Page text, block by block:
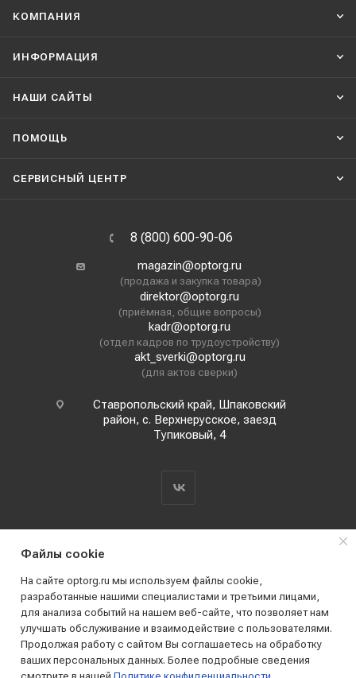
КОМПАНИЯ
ИНФОРМАЦИЯ
НАШИ CАЙТЫ
ПОМОЩЬ
СЕРВИСНЫЙ ЦЕНТР
8 (800) 600-90-06
magazin@optorg.ru
(продажа и закупка товара)
direktor@optorg.ru
(приёмная, общие вопросы)
kadr@optorg.ru
(отдел кадров по трудоустройству)
akt_sverki@optorg.ru
(для актов сверки)
Ставропольский край, Шпаковский
район, с. Верхнерусское, заезд
Тупиковый, 4
2019 - 2026 © АО КПК "Ставропольстройопторг"
Все права защищены
Файлы cookie
На сайте optorg.ru мы используем файлы cookie,
разработанные нашими специалистами и третьими лицами,
для анализа событий на нашем веб-сайте, что позволяет нам
улучшать обслуживание и взаимодействие с пользователями.
Продолжая работу с сайтом Вы соглашаетесь на обработку
ваших персональных данных. Более подробные сведения